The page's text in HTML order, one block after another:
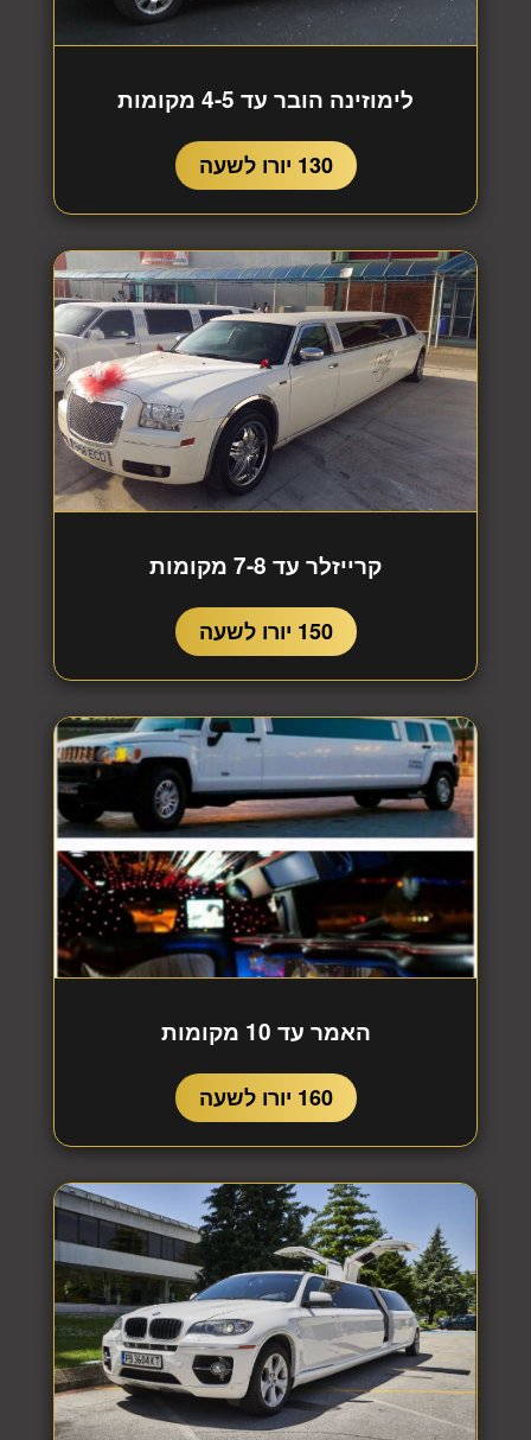
לימוזינה הובר עד 4-5 מקומות
130 יורו לשעה
קרייזלר עד 7-8 מקומות
150 יורו לשעה
האמר עד 10 מקומות
160 יורו לשעה